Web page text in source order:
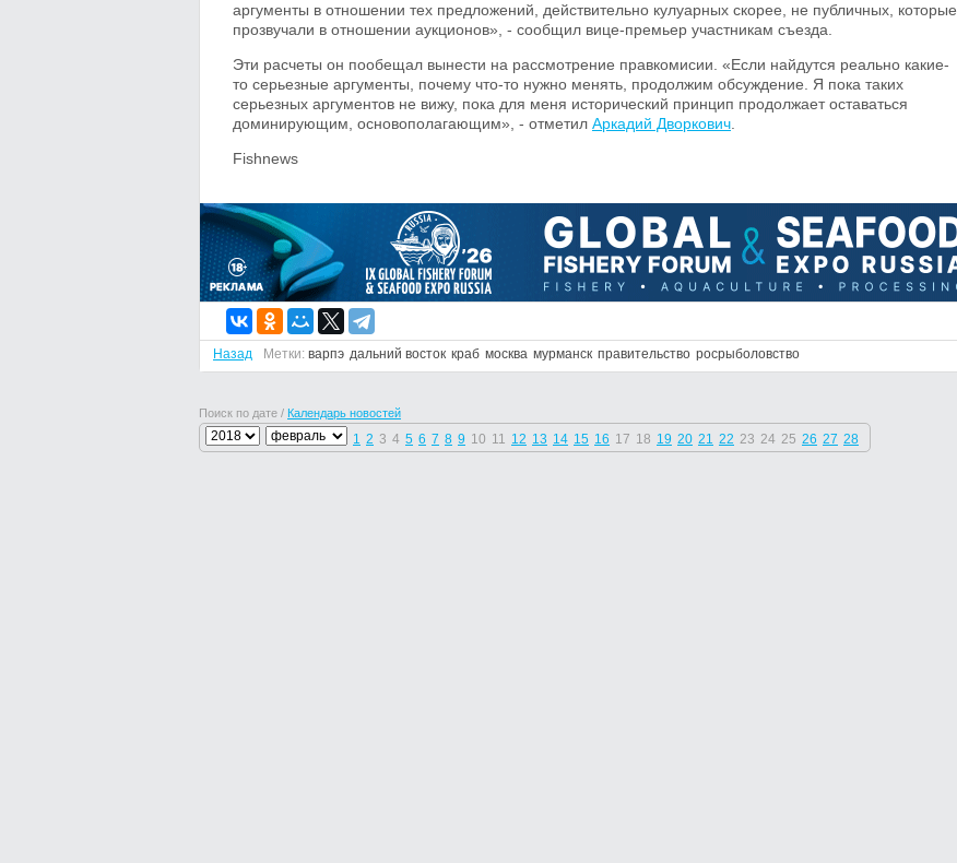
аргументы в отношении тех предложений, действительно кулуарных скорее, не публичных, которые
прозвучали в отношении аукционов», - сообщил вице-премьер участникам съезда.
Эти расчеты он пообещал вынести на рассмотрение правкомисии. «Если найдутся реально какие-
то серьезные аргументы, почему что-то нужно менять, продолжим обсуждение. Я пока таких
серьезных аргументов не вижу, пока для меня исторический принцип продолжает оставаться
доминирующим, основополагающим», - отметил Аркадий Дворкович
Fishnews
Назад Метки: варпэ дальний восток краб москва мурманск правительство росрыболовство
Поиск по дате / Календарь новостей
1 2 3 4 5 6 7 8 9 10 11 12 13 14 15 16 17 18 19 20 21 22 23 24 25 26 27 28